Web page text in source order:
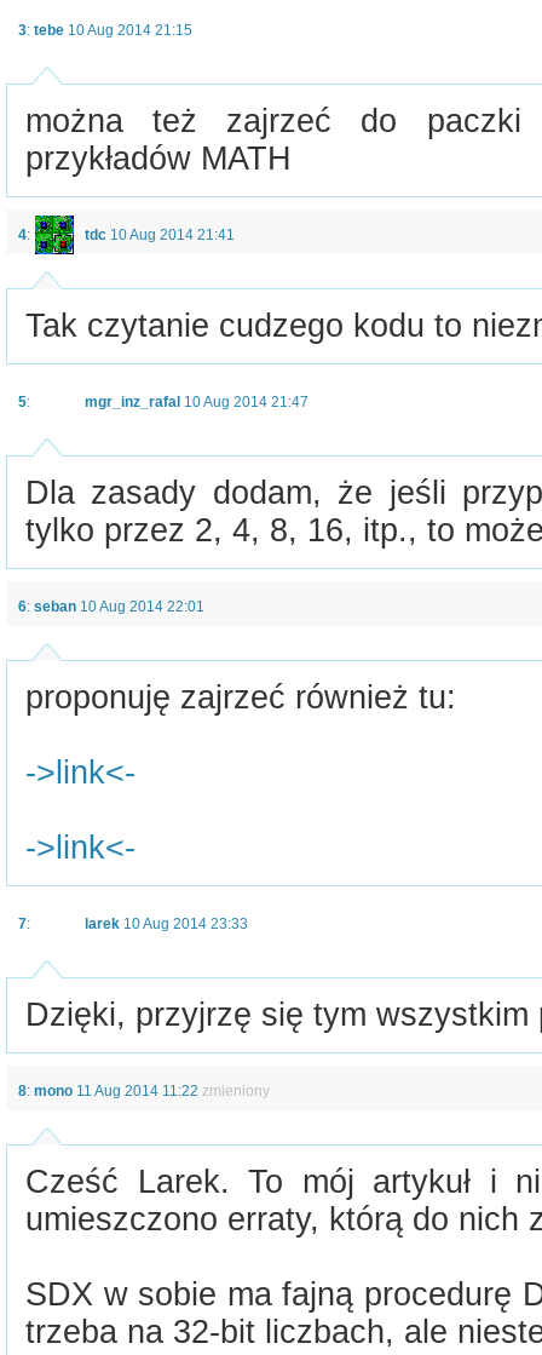
3: tebe 10 Aug 2014 21:15
można też zajrzeć do paczki
przykładów MATH
4: tdc 10 Aug 2014 21:41
Tak czytanie cudzego kodu to
5: mgr_inz_rafal 10 Aug 2014 21:47
Dla zasady dodam, że jeśli
tylko przez 2, 4, 8, 16, itp., to
6: seban 10 Aug 2014 22:01
proponuję zajrzeć również tu:
->link<-
->link<-
7: larek 10 Aug 2014 23:33
Dzięki, przyjrzę się tym wszystkim
8: mono 11 Aug 2014 11:22 zmieniony
Cześć Larek. To mój artykuł i
umieszczono erraty, którą do nich
SDX w sobie ma fajną procedurę
trzeba na 32-bit liczbach, ale